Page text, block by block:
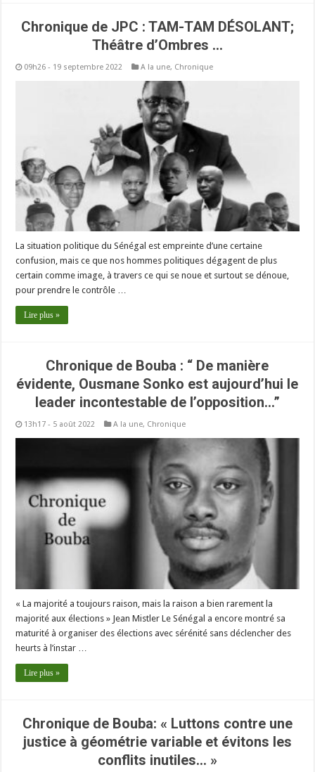
Chronique de JPC : TAM-TAM DÉSOLANT;
Théâtre d’Ombres …
09h26 - 19 septembre 2022 A la une, Chronique
La situation politique du Sénégal est empreinte d’une certaine
confusion, mais ce que nos hommes politiques dégagent de plus
certain comme image, à travers ce qui se noue et surtout se dénoue,
pour prendre le contrôle …
Lire plus »
Chronique de Bouba : “ De manière
évidente, Ousmane Sonko est aujourd’hui le
leader incontestable de l’opposition…”
13h17 - 5 août 2022 A la une, Chronique
« La majorité a toujours raison, mais la raison a bien rarement la
majorité aux élections » Jean Mistler Le Sénégal a encore montré sa
maturité à organiser des élections avec sérénité sans déclencher des
heurts à l’instar …
Lire plus »
Chronique de Bouba: « Luttons contre une
justice à géométrie variable et évitons les
conflits inutiles… »